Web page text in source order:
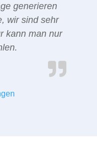
generieren
wir sind sehr
kann man nur